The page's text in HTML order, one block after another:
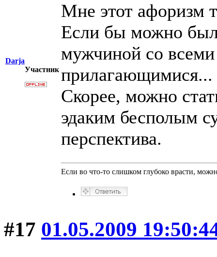
Darja
Участник
Мне этот афоризм
Если бы можно
мужчиной со
прилагающимися...
Скорее, можно
эдаким бесполым
перспектива.
Если во что-то слишком глубоко врасти,
#17 01.05.2009